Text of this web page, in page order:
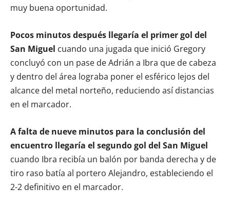
muy buena oportunidad.
Pocos minutos después llegaría el primer gol del
San Miguel cuando una jugada que inició Gregory
concluyó con un pase de Adrián a Ibra que de cabeza
y dentro del área lograba poner el esférico lejos del
alcance del metal norteño, reduciendo así distancias
en el marcador.
A falta de nueve minutos para la conclusión del
encuentro llegaría el segundo gol del San Miguel
cuando Ibra recibía un balón por banda derecha y de
tiro raso batía al portero Alejandro, estableciendo el
2-2 definitivo en el marcador.